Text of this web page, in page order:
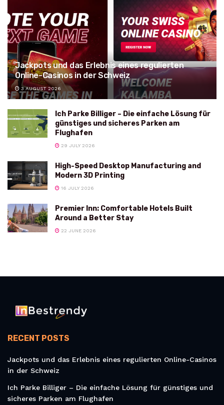
Jackpots und das Erlebnis eines regulierten
Online-Casinos in der Schweiz
3 AUGUST 2026
Ich Parke Billiger – Die einfache Lösung für
günstiges und sicheres Parken am
Flughafen
29 JULY 2026
High-Speed Desktop Manufacturing and
Modern 3D Printing
16 JULY 2026
Premier Inn: Comfortable Hotels Built
Around a Better Stay
22 JUNE 2026
RECENT POSTS
Jackpots und das Erlebnis eines regulierten Online-Casinos
in der Schweiz
Ich Parke Billiger – Die einfache Lösung für günstiges und
sicheres Parken am Flughafen